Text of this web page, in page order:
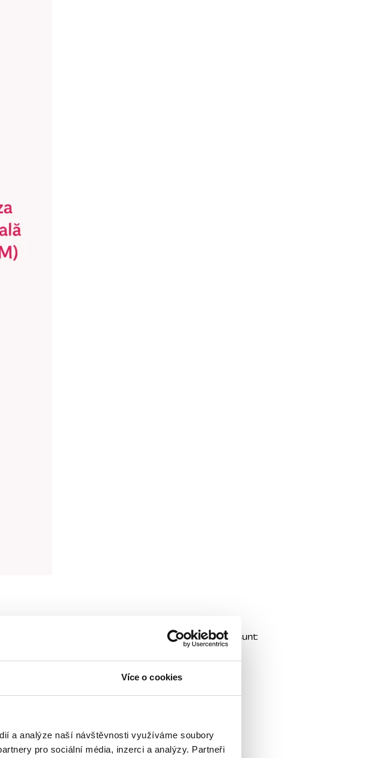
Více o cookies
a analýze naší návštěvnosti využíváme soubory
pro sociální média, inzerci a analýzy. Partneři
și de la un ciclu la altul. Simptomele frecvente sunt: